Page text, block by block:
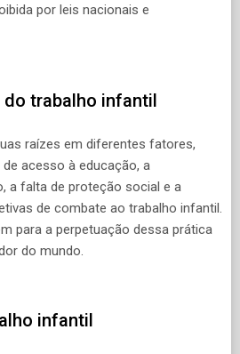
por leis nacionais e
do trabalho infantil
raízes em diferentes fatores,
acesso à educação, a
a falta de proteção social e a
de combate ao trabalho infantil.
para a perpetuação dessa prática
do mundo.
infantil